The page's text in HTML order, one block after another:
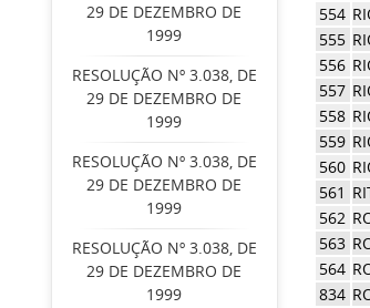
29 DE DEZEMBRO DE
1999
RESOLUÇÃO Nº 3.038, DE
29 DE DEZEMBRO DE
1999
RESOLUÇÃO Nº 3.038, DE
29 DE DEZEMBRO DE
1999
RESOLUÇÃO Nº 3.038, DE
29 DE DEZEMBRO DE
1999
554
555
556
557
558
559
560
561
562
563
564
834